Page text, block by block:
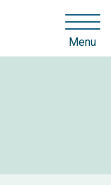
Menu